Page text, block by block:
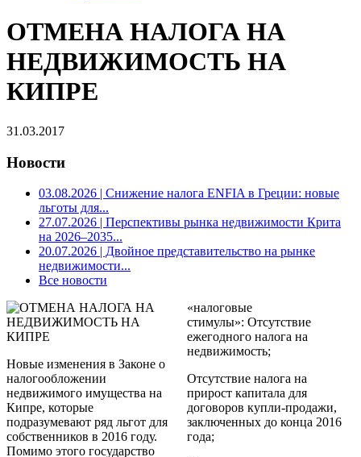
ОТМЕНА НАЛОГА НА
НЕДВИЖИМОСТЬ НА
КИПРЕ
31.03.2017
Новости
03.08.2026 | Снижение налога ENFIA в Греции: новые
льготы для...
27.07.2026 | Перспективы рынка недвижимости Крита
на 2026–2035...
20.07.2026 | Двойное представительство на рынке
недвижимости...
Все новости
Новые изменения в Законе о
налогообложении
недвижимого имущества на
Кипре, которые
подразумевают ряд льгот для
собственников в 2016 году.
Помимо этого государство
«налоговые
стимулы»: Отсутствие
ежегодного налога на
недвижимость;
Отсутствие налога на
прирост капитала для
договоров купли-продажи,
заключенных до конца 2016
года;